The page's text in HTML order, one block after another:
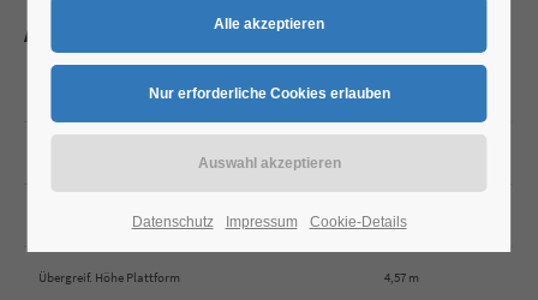
Abmessungen
12,62 m
Seitliche Reichweite max. 6,78 m
Übergreif. Höhe Plattform 4,57 m
Datenschutz Impressum Cookie-Details